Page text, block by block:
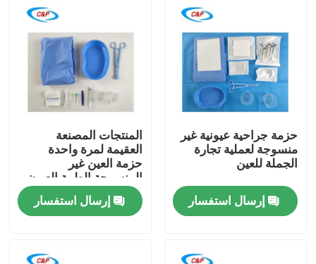
المنزل
حزمة جراحية عيونية غير
منسوجة لعملية تجارة
الجملة للعين
إرسال استفسار
المنتجات المصنعة
العقيمة لمرة واحدة
حزمة العين غير
المنسوجة الطبية العيون
الجراحية
إرسال استفسار